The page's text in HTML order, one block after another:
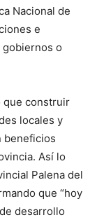
Nacional de
e
gobiernos o
que construir
locales y
beneficios
Así lo
Palena del
que “hoy
desarrollo